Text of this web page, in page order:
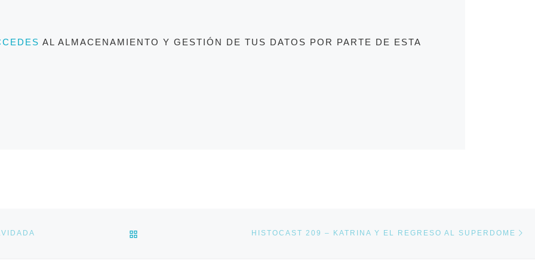
AL ALMACENAMIENTO Y GESTIÓN DE TUS DATOS POR PARTE DE ESTA
VOLVER A LA LISTA DE ENTRADASHISTOCAST 209 – KATRINA Y EL REGRESO AL SUPERDOME